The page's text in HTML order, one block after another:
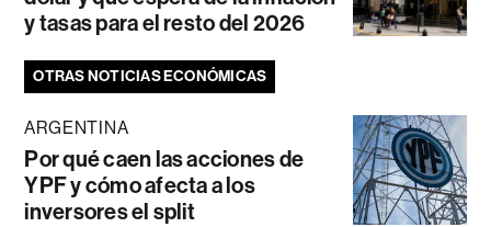
y tasas para el resto del 2026
OTRAS NOTICIAS ECONÓMICAS
ARGENTINA
Por qué caen las acciones de
YPF y cómo afecta a los
inversores el split